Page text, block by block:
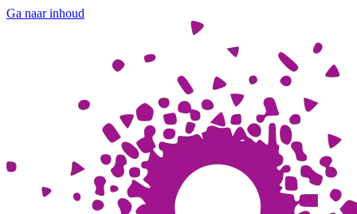
Ga naar inhoud